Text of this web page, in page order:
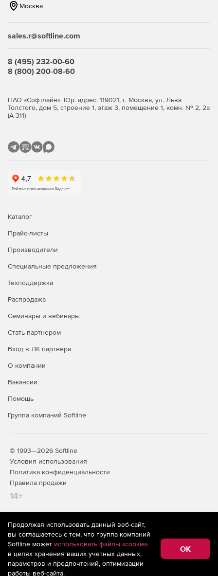
Москва
sales.r@softline.com
8 (495) 232-00-60
8 (800) 200-08-60
ПАО «Софтлайн». Юр. адрес: 119021, г. Москва, ул. Льва
Толстого, дом 5, строение 1, этаж 3, помещение 1, комн. № 2, 2а
(А-311)
Каталог
Прайс-листы
Производители
Специальные предложения
Техподдержка
Распродажа
Семинары и вебинары
Стать партнером
Вход в ЛК партнера
О компании
Вакансии
Помощь
Группа компаний Softline
© 1993—2026 Softline
Условия использования
Политика конфиденциальности
Правила продажи
14+
На информационном ресурсе store.softline.ru применяются
рекомендательные технологии(информационные технологии
предоставления информации на основе сбора,
систематизации и анализа сведений, относящихся к
предпочтениям пользователей сети «Интернет»,
находящихся на территории Российской Федерации)
Продолжая использовать данный веб-сайт,
вы соглашаетесь с тем, что группа компаний
Softline может использовать файлы «cookie»
в целях хранения ваших учетных данных,
параметров и предпочтений, оптимизации
работы веб-сайта.
OK